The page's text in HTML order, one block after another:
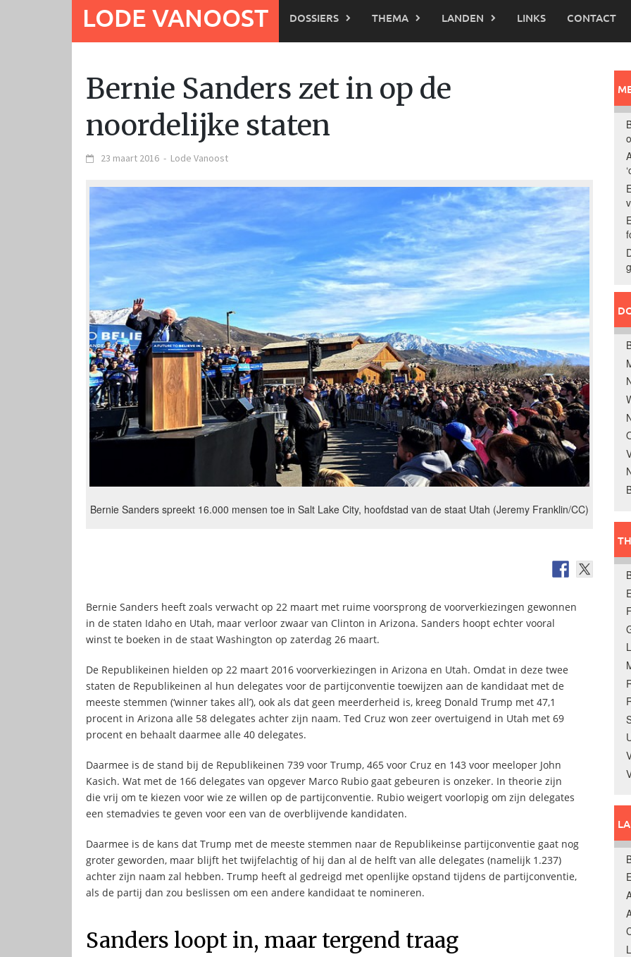
LODE VANOOST DOSSIERS THEMA LANDEN LINKS CONTACT
Bernie Sanders zet in op de
noordelijke staten
23 maart 2016 - Lode Vanoost
Bernie Sanders spreekt 16.000 mensen toe in Salt Lake City, hoofdstad van de staat Utah (Jeremy Franklin/CC)
Bernie Sanders heeft zoals verwacht op 22 maart met ruime voorsprong de voorverkiezingen gewonnen
in de staten Idaho en Utah, maar verloor zwaar van Clinton in Arizona. Sanders hoopt echter vooral
winst te boeken in de staat Washington op zaterdag 26 maart.
De Republikeinen hielden op 22 maart 2016 voorverkiezingen in Arizona en Utah. Omdat in deze twee
staten de Republikeinen al hun delegates voor de partijconventie toewijzen aan de kandidaat met de
meeste stemmen (‘winner takes all’), ook als dat geen meerderheid is, kreeg Donald Trump met 47,1
procent in Arizona alle 58 delegates achter zijn naam. Ted Cruz won zeer overtuigend in Utah met 69
procent en behaalt daarmee alle 40 delegates.
Daarmee is de stand bij de Republikeinen 739 voor Trump, 465 voor Cruz en 143 voor meeloper John
Kasich. Wat met de 166 delegates van opgever Marco Rubio gaat gebeuren is onzeker. In theorie zijn
die vrij om te kiezen voor wie ze willen op de partijconventie. Rubio weigert voorlopig om zijn delegates
een stemadvies te geven voor een van de overblijvende kandidaten.
Daarmee is de kans dat Trump met de meeste stemmen naar de Republikeinse partijconventie gaat nog
groter geworden, maar blijft het twijfelachtig of hij dan al de helft van alle delegates (namelijk 1.237)
achter zijn naam zal hebben. Trump heeft al gedreigd met openlijke opstand tijdens de partijconventie,
als de partij dan zou beslissen om een andere kandidaat te nomineren.
Sanders loopt in, maar tergend traag